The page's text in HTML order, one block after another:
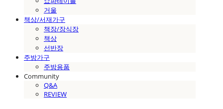
거울
책상/서재가구
책장/장식장
책상
선반장
주방가구
주방용품
Community
Q&A
REVIEW